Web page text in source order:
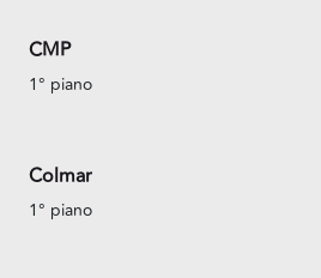
CMP
1° piano
Colmar
1° piano